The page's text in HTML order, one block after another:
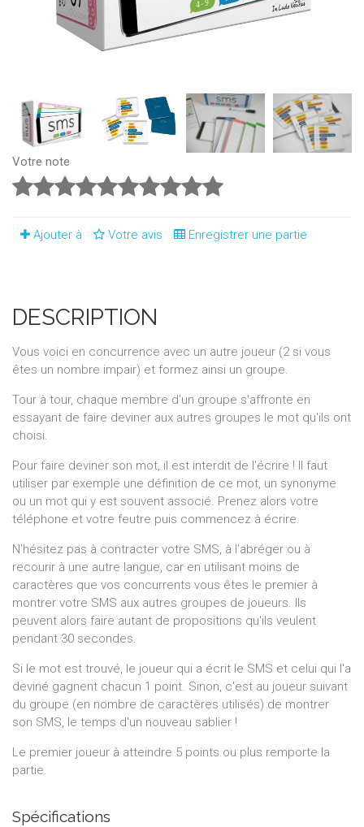
Votre note
Ajouter à Votre avis Enregistrer une partie
DESCRIPTION
Vous voici en concurrence avec un autre joueur (2 si vous
êtes un nombre impair) et formez ainsi un groupe.
Tour à tour, chaque membre d'un groupe s'affronte en
essayant de faire deviner aux autres groupes le mot qu'ils ont
choisi.
Pour faire deviner son mot, il est interdit de l'écrire ! Il faut
utiliser par exemple une définition de ce mot, un synonyme
ou un mot qui y est souvent associé. Prenez alors votre
téléphone et votre feutre puis commencez à écrire.
N'hésitez pas à contracter votre SMS, à l'abréger ou à
recourir à une autre langue, car en utilisant moins de
caractères que vos concurrents vous êtes le premier à
montrer votre SMS aux autres groupes de joueurs. Ils
peuvent alors faire autant de propositions qu'ils veulent
pendant 30 secondes.
Si le mot est trouvé, le joueur qui a écrit le SMS et celui qui l'a
deviné gagnent chacun 1 point. Sinon, c'est au joueur suivant
du groupe (en nombre de caractères utilisés) de montrer
son SMS, le temps d'un nouveau sablier !
Le premier joueur à atteindre 5 points ou plus remporte la
partie.
Spécifications